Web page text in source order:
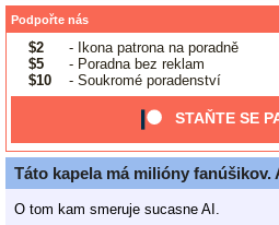
Podpořte nás
$2
- Ikona patrona na poradně
$5
- Poradna bez reklam
$10
- Soukromé poradenství
STAŇTE SE
Táto kapela má milióny fanúšikov.
O tom kam smeruje sucasne AI.